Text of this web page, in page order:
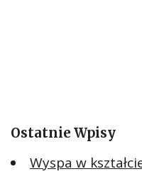
Ostatnie Wpisy
Wyspa w